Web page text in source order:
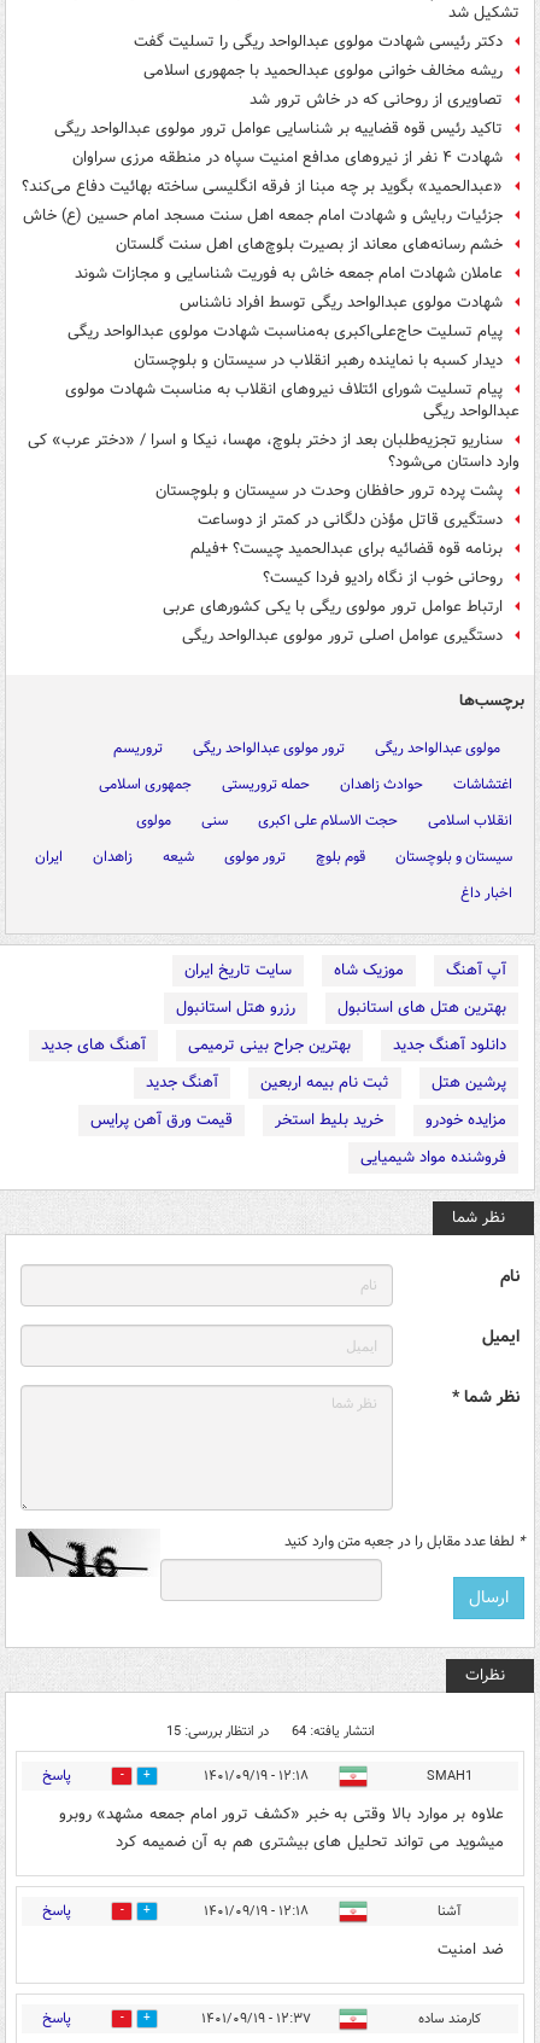
تشکیل شد
دکتر رئیسی شهادت مولوی عبدالواحد ریگی را تسلیت گفت
ریشه مخالف خوانی مولوی عبدالحمید با جمهوری اسلامی
تصاویری از روحانی که در خاش ترور شد
تاکید رئیس قوه قضاییه بر شناسایی عوامل ترور مولوی عبدالواحد ریگی
شهادت ۴ نفر از نیروهای مدافع امنیت سپاه در منطقه مرزی سراوان
«عبدالحمید» بگوید بر چه مبنا از فرقه انگلیسی ساخته بهائیت دفاع می‌کند؟
جزئیات ربایش و شهادت امام جمعه اهل سنت مسجد امام حسین (ع) خاش
خشم رسانه‌های معاند از بصیرت بلوچ‌های اهل سنت گلستان
عاملان شهادت امام جمعه خاش به فوریت شناسایی و مجازات شوند
شهادت مولوی عبدالواحد ریگی توسط افراد ناشناس
پیام تسلیت حاج‌علی‌اکبری به‌مناسبت شهادت مولوی عبدالواحد ریگی
دیدار کسبه با نماینده‌ رهبر انقلاب در سیستان‌ و بلوچستان
پیام تسلیت شورای ائتلاف نیروهای انقلاب به مناسبت شهادت مولوی
عبدالواحد ریگی
سناریو تجزیه‌طلبان بعد از دختر بلوچ، مهسا، نیکا و اسرا / «دختر عرب» کی
وارد داستان می‌شود؟
پشت پرده ترور حافظان وحدت در سیستان و بلوچستان
دستگیری قاتل مؤذن دلگانی در کمتر از دوساعت
برنامه قوه قضائیه برای عبدالحمید چیست؟ +فیلم
روحانی خوب از نگاه رادیو فردا کیست؟
ارتباط عوامل ترور مولوی ریگی با یکی کشورهای عربی
دستگیری عوامل اصلی ترور مولوی عبدالواحد ریگی
برچسب‌ها
مولوی عبدالواحد ریگی ترور مولوی عبدالواحد ریگی
تروریسم
اغتشاشات
حوادث زاهدان حمله تروریستی
جمهوری اسلامی
انقلاب اسلامی
حجت الاسلام علی اکبری سنی
مولوی
سیستان و بلوچستان
قوم بلوچ ترور مولوی شیعه زاهدان
ایران
اخبار داغ
آپ آهنگ موزیک شاه
سایت تاریخ ایران
بهترین هتل های استانبول
رزرو هتل استانبول
دانلود آهنگ جدید
بهترین جراح بینی ترمیمی
آهنگ های جدید
پرشین هتل
ثبت نام بیمه اربعین
آهنگ جدید
مزایده خودرو
خرید بلیط استخر
قیمت ورق آهن پرایس
فروشنده مواد شیمیایی
نظر شما
نام
ایمیل
نظر شما *
* لطفا عدد مقابل را در جعبه متن وارد کنید
نظرات
انتشار یافته: 64 در انتظار بررسی: 15
SMAH1 ۱۲:۱۸ - ۱۴۰۱/۰۹/۱۹ 12 پاسخ
علاوه بر موارد بالا وقتی به خبر «کشف ترور امام جمعه مشهد» روبرو
میشوید می تواند تحلیل های بیشتری هم به آن ضمیمه کرد
آشنا ۱۲:۱۸ - ۱۴۰۱/۰۹/۱۹ 3 پاسخ
ضد امنیت
کارمند ساده ۱۲:۳۷ - ۱۴۰۱/۰۹/۱۹ 49 پاسخ